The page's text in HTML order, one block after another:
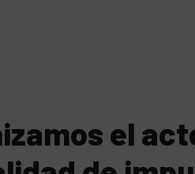
el